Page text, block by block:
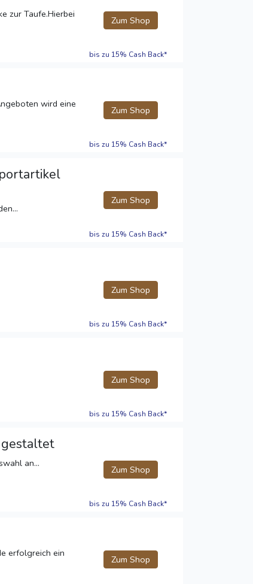
zur Taufe.Hierbei
Zum Shop
bis zu 15% Cash Back*
wird eine
Zum Shop
bis zu 15% Cash Back*
Zum Shop
bis zu 15% Cash Back*
Zum Shop
bis zu 15% Cash Back*
Zum Shop
bis zu 15% Cash Back*
an...
Zum Shop
bis zu 15% Cash Back*
erfolgreich ein
Zum Shop